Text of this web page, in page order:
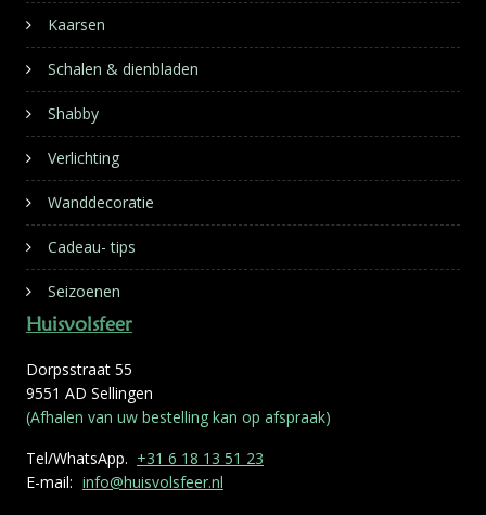
Kaarsen
Schalen & dienbladen
Shabby
Verlichting
Wanddecoratie
Cadeau- tips
Seizoenen
Huisvolsfeer
Dorpsstraat 55
9551 AD Sellingen
(Afhalen van uw bestelling kan op afspraak)
Tel/WhatsApp. +31 6 18 13 51 23
E-mail: info@huisvolsfeer.nl